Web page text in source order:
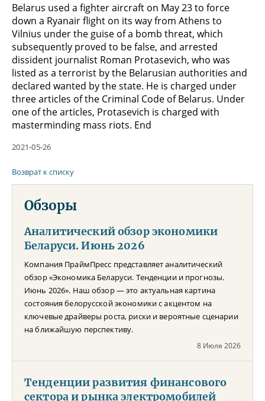
Belarus used a fighter aircraft on May 23 to force
down a Ryanair flight on its way from Athens to
Vilnius under the guise of a bomb threat, which
subsequently proved to be false, and arrested
dissident journalist Roman Protasevich, who was
listed as a terrorist by the Belarusian authorities and
declared wanted by the state. He is charged under
three articles of the Criminal Code of Belarus. Under
one of the articles, Protasevich is charged with
masterminding mass riots. End
2021-05-26
Возврат к списку
Обзоры
Аналитический обзор экономики
Беларуси. Июнь 2026
Компания ПраймПресс представляет аналитический
обзор «Экономика Беларуси. Тенденции и прогнозы.
Июнь 2026». Наш обзор — это актуальная картина
состояния белорусской экономики с акцентом на
ключевые драйверы роста, риски и вероятные сценарии
на ближайшую перспективу.
8 Июля 2026
Тенденции развития финансового
сектора и рынка электромобилей